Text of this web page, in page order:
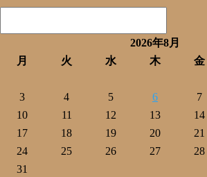
有
2026年8月
月
火 水 木 金
3
4 5 6 7
10
11 12 13 14
17
18 19 20 21
24
25 26 27 28
31